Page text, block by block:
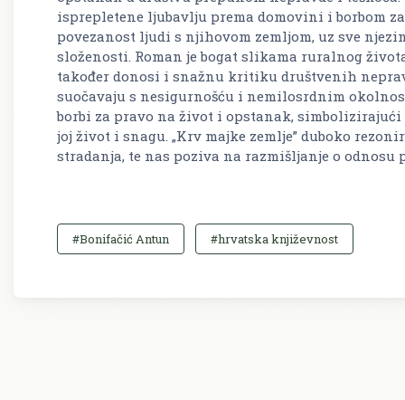
isprepletene ljubavlju prema domovini i borbom
povezanost ljudi s njihovom zemljom, uz sve
složenosti. Roman je bogat slikama ruralnog
također donosi i snažnu kritiku društvenih
suočavaju s nesigurnošću i nemilosrdnim
borbi za pravo na život i opstanak,
joj život i snagu. „Krv majke zemlje” duboko
stradanja, te nas poziva na razmišljanje o odnosu
#Bonifačić Antun #hrvatska književnost